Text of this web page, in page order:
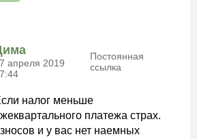
апреля 2019
Постоянная
ссылка
налог меньше
платежа страх.
и у вас нет наемных